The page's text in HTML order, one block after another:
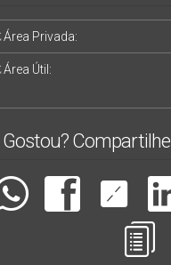
Área Privada:
Área Útil:
Gostou? Compartilhe